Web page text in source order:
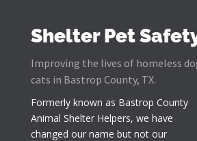
Shelter Pet
Improving the lives of homeless
cats in Bastrop County, TX.
Formerly known as Bastrop County
Animal Shelter Helpers, we have
changed our name but not our